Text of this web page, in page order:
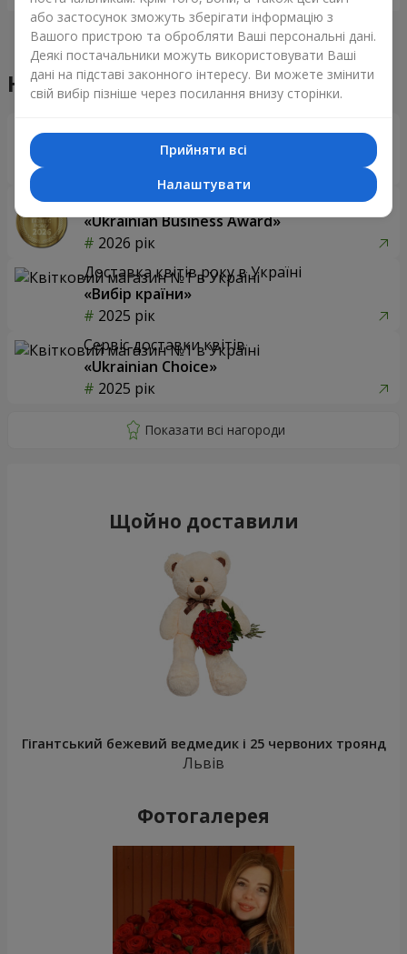
Наші досягнення
«Вибір країни»
Найкращий квітковий магазин
«Ukrainian Business Award»
2026 рік
Доставка квітів року в Україні
«Вибір країни»
2025 рік
Сервіс доставки квітів
«Ukrainian Choice»
2025 рік
Щойно доставили
Гігантський бежевий ведмедик і 25 червоних троянд
Львів
Фотогалерея
або застосунок зможуть зберігати інформацію з
Вашого пристрою та обробляти Ваші персональні дані.
Деякі постачальники можуть використовувати Ваші
дані на підставі законного інтересу. Ви можете змінити
свій вибір пізніше через посилання внизу сторінки.
Прийняти всі
Налаштувати